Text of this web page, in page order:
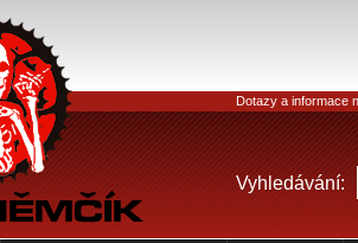
Dotazy a informace
Vyhledávání: